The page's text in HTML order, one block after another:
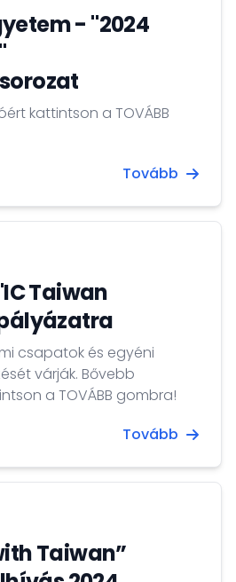
- "2024
kattintson a TOVÁBB
Tovább
Taiwan
csapatok és egyéni
várják. Bővebb
a TOVÁBB gombra!
Tovább
Taiwan”